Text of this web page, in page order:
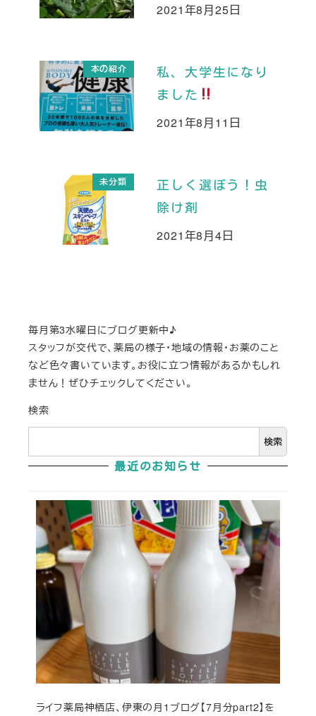
投稿日
2021年8月25日
本の紹介
私、大学生になり
ました
投稿日
2021年8月11日
未分類
正しく選ぼう！虫
除け剤
投稿日
2021年8月4日
毎月第3水曜日にブログ更新中♪
スタッフが交代で、薬局の様子・地域の情報・お薬のこと
など色々書いています。お役に立つ情報があるかもしれ
ません！ぜひチェックしてください。
検索
検索
最近のお知らせ
ライフ薬局神栖店、伊東の月1ブログ【7月分part2】を